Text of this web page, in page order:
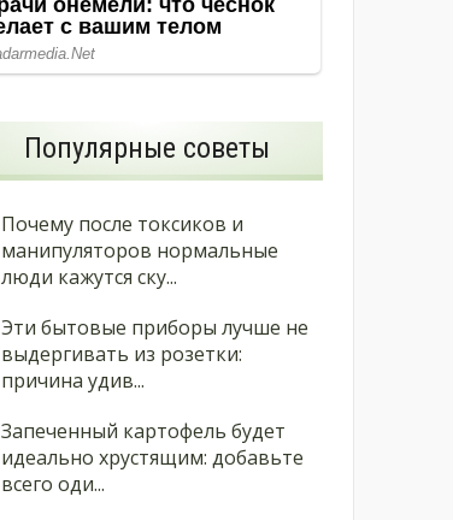
Популярные советы
Почему после токсиков и
манипуляторов нормальные
люди кажутся ску...
Эти бытовые приборы лучше не
выдергивать из розетки:
причина удив...
Запеченный картофель будет
идеально хрустящим: добавьте
всего оди...